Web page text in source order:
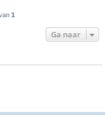
1
Ga naar